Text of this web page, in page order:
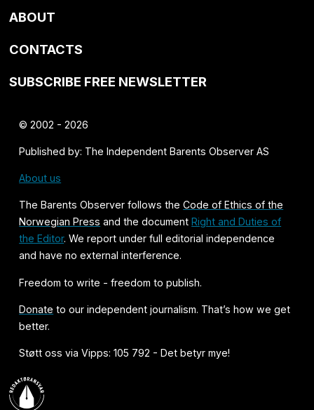
ABOUT
CONTACTS
SUBSCRIBE FREE NEWSLETTER
© 2002 - 2026
Published by: The Independent Barents Observer AS
About us
The Barents Observer follows theCode of Ethics of the
Norwegian Press and the document Right and Duties of
the Editor. We report under full editorial independence
and have no external interference.
Freedom to write - freedom to publish.
Donate to our independent journalism. That’s how we get
better.
Støtt oss via Vipps: 105 792 - Det betyr mye!